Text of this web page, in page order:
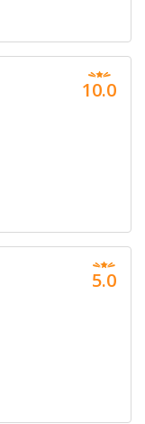
10.0
5.0